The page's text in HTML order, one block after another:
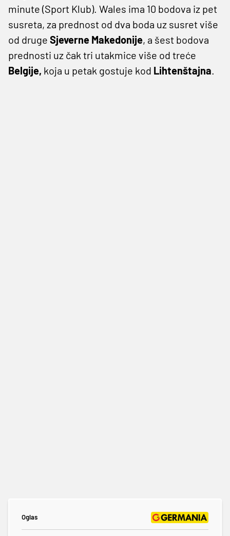
minute (Sport Klub). Wales ima 10 bodova iz pet
susreta, za prednost od dva boda uz susret više
od druge Sjeverne Makedonije, a šest bodova
prednosti uz čak tri utakmice više od treće
Belgije, koja u petak gostuje kod Lihtenštajna.
Oglas